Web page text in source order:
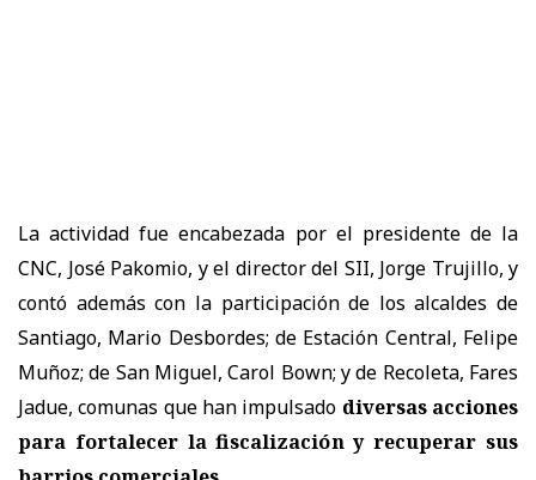
La actividad fue encabezada por el presidente de la
CNC, José Pakomio, y el director del SII, Jorge Trujillo, y
contó además con la participación de los alcaldes de
Santiago, Mario Desbordes; de Estación Central, Felipe
Muñoz; de San Miguel, Carol Bown; y de Recoleta, Fares
Jadue, comunas que han impulsado diversas acciones
para fortalecer la fiscalización y recuperar sus